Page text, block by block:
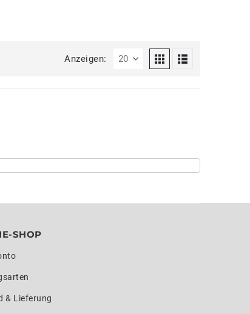
Anzeigen:
SHOP
& Lieferung